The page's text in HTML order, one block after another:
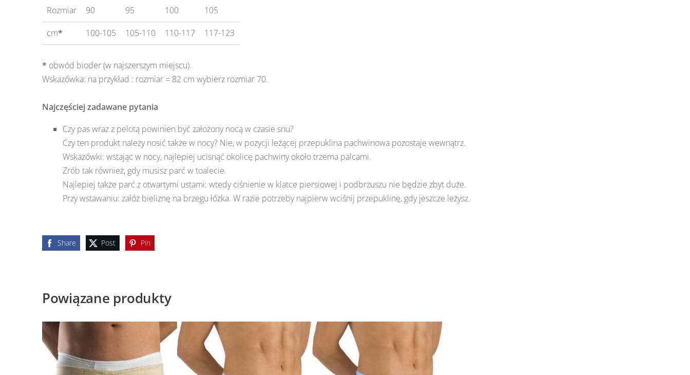
Rozmiar 90 95 100
105
cm* 100-105 105-110 110-117 117-123
* obwód bioder (w najszerszym miejscu).
Wskazówka: na przykład : rozmiar = 82 cm wybierz rozmiar 70.
Najczęściej zadawane pytania
Czy pas wraz z pelotą powinien być założony nocą w czasie snu?
Czy ten produkt należy nosić także w nocy? Nie, w pozycji leżącej przepuklina pachwinowa pozostaje wewnątrz.
Wskazówki: wstając w nocy, najlepiej ucisnąć okolicę pachwiny około trzema palcami.
Zrób tak również, gdy musisz parć w toalecie.
Najlepiej także parć z otwartymi ustami: wtedy ciśnienie w klatce piersiowej i podbrzuszu nie będzie zbyt duże.
Przy wstawaniu: załóż bieliznę na brzegu łóżka. W razie potrzeby najpierw wciśnij przepuklinę, gdy jeszcze leżysz.
Share Post Pin
Powiązane produkty